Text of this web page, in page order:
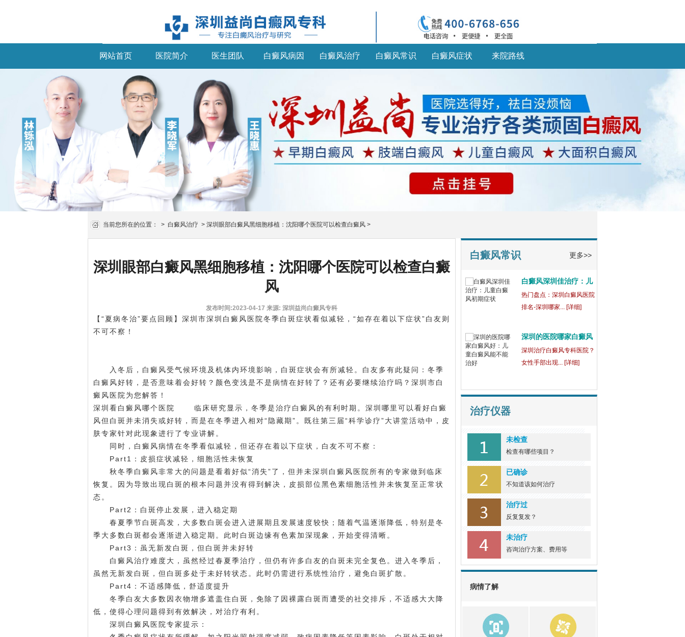
网站首页 医院简介 医生团队 白癜风病因 白癜风治疗 白癜风常识 白癜风症状 来院路线
当前您所在的位置： > 白癜风治疗 > 深圳眼部白癜风黑细胞移植：沈阳哪个医院可以检查白癜风 >
深圳眼部白癜风黑细胞移植：沈阳哪个医院可以检查白癜
风
发布时间:2023-04-17 来源: 深圳益尚白癜风专科
【“夏病冬治”要点回顾】深圳市深圳白癜风医院冬季白斑症状看似减轻，“如存在着以下症状”白友则
不可不察！
入冬后，白癜风受气候环境及机体内环境影响，白斑症状会有所减轻。白友多有此疑问：冬季
白癜风好转，是否意味着会好转？颜色变浅是不是病情在好转了？还有必要继续治疗吗？深圳市白
癜风医院为您解答！
深圳看白癜风哪个医院
临床研究显示，冬季是治疗白癜风的有利时期。 深圳哪里可以看好白癜
风但白斑并未消失或好转，而是在冬季进入相对“隐藏期”。既往第三届“科学诊疗”大讲堂活动中，皮
肤专家针对此现象进行了专业讲解。
同时，白癜风病情在冬季看似减轻，但还存在着以下症状，白友不可不察：
Part1：皮损症状减轻，细胞活性未恢复
秋冬季白癜风非常大的问题是看着好似“消失”了，但并未深圳白癜风医院所有的专家做到临床
恢复。因为导致出现白斑的根本问题并没有得到解决，皮损部位黑色素细胞活性并未恢复至正常状
态。
Part2：白斑停止发展，进入稳定期
春夏季节白斑高发，大多数白斑会进入进展期且发展速度较快；随着气温逐渐降低，特别是冬
季大多数白斑都会逐渐进入稳定期。此时白斑边缘有色素加深现象，开始变得清晰。
Part3：虽无新发白斑，但白斑并未好转
白癜风治疗难度大，虽然经过春夏季治疗，但仍有许多白友的白斑未完全复色。进入冬季后，
虽然无新发白斑，但白斑多处于未好转状态。此时仍需进行系统性治疗，避免白斑扩散。
Part4：不适感降低，舒适度提升
冬季白友大多数因衣物增多遮盖住白斑，免除了因裸露白斑而遭受的社交排斥，不适感大大降
低，使得心理问题得到有效解决，对治疗有利。
深圳白癜风医院专家提示：
白癜风常识 更多>>
【健康指南】深圳中医白癜
风医院[三强公... [详细]
白癜风深圳佳治疗：儿
热门盘点：深圳白癜风医院
排名-深圳哪家... [详细]
深圳的医院哪家白癜风
深圳治疗白癜风专科医院？
女性手部出现... [详细]
治疗仪器
未检查
检查有哪些项目？
已确诊
不知道该如何治疗
治疗过
反复复发？
未治疗
咨询治疗方案、费用等
病情了解